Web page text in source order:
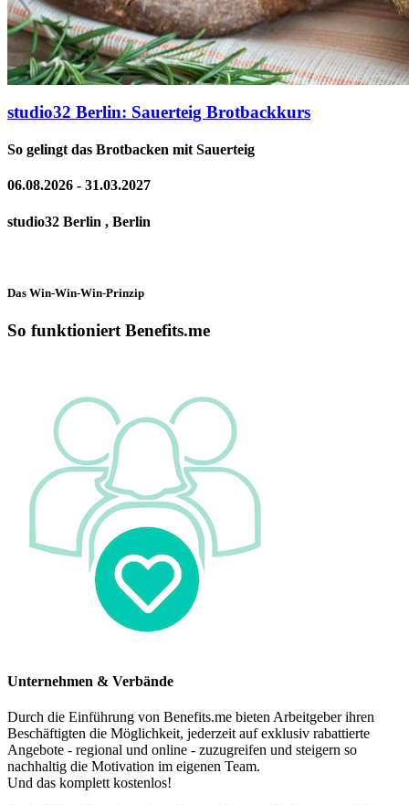
studio32 Berlin: Sauerteig Brotbackkurs
So gelingt das Brotbacken mit Sauerteig
06.08.2026 - 31.03.2027
studio32 Berlin , Berlin
Das Win-Win-Win-Prinzip
So funktioniert Benefits.me
Unternehmen & Verbände
Durch die Einführung von Benefits.me bieten Arbeitgeber ihren
Beschäftigten die Möglichkeit, jederzeit auf exklusiv rabattierte
Angebote - regional und online - zuzugreifen und steigern so
nachhaltig die Motivation im eigenen Team.
Und das komplett kostenlos!